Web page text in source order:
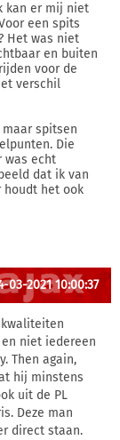
kan er mij niet
een spits
Het was niet
en buiten
voor de
verschil
spitsen
Die
was echt
dat ik van
houdt het ook
03-2021 10:00:37
niet iedereen
Then again,
hij minstens
uit de PL
Deze man
direct staan.